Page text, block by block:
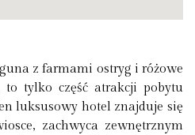
z farmami ostryg i różowe
tylko część atrakcji pobytu
luksusowy hotel znajduje się
zachwyca zewnętrznym